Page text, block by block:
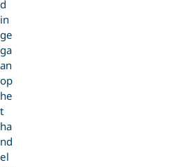
d
in
ge
ga
an
op
he
t
ha
nd
el